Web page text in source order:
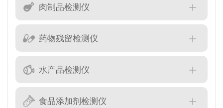
肉制品检测仪
药物残留检测仪
水产品检测仪
食品添加剂检测仪